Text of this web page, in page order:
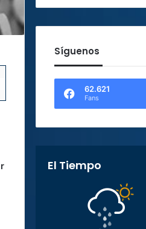
Síguenos
62.621
Fans
El Tiempo